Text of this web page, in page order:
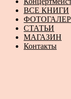
ВСЕ КНИГИ
СТАТЬИ
МАГАЗИН
Контакты